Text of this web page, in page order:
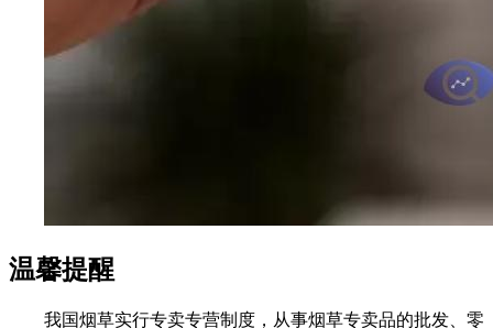
温馨提醒
我国烟草实行专卖专营制度，从事烟草专卖品的批发、零